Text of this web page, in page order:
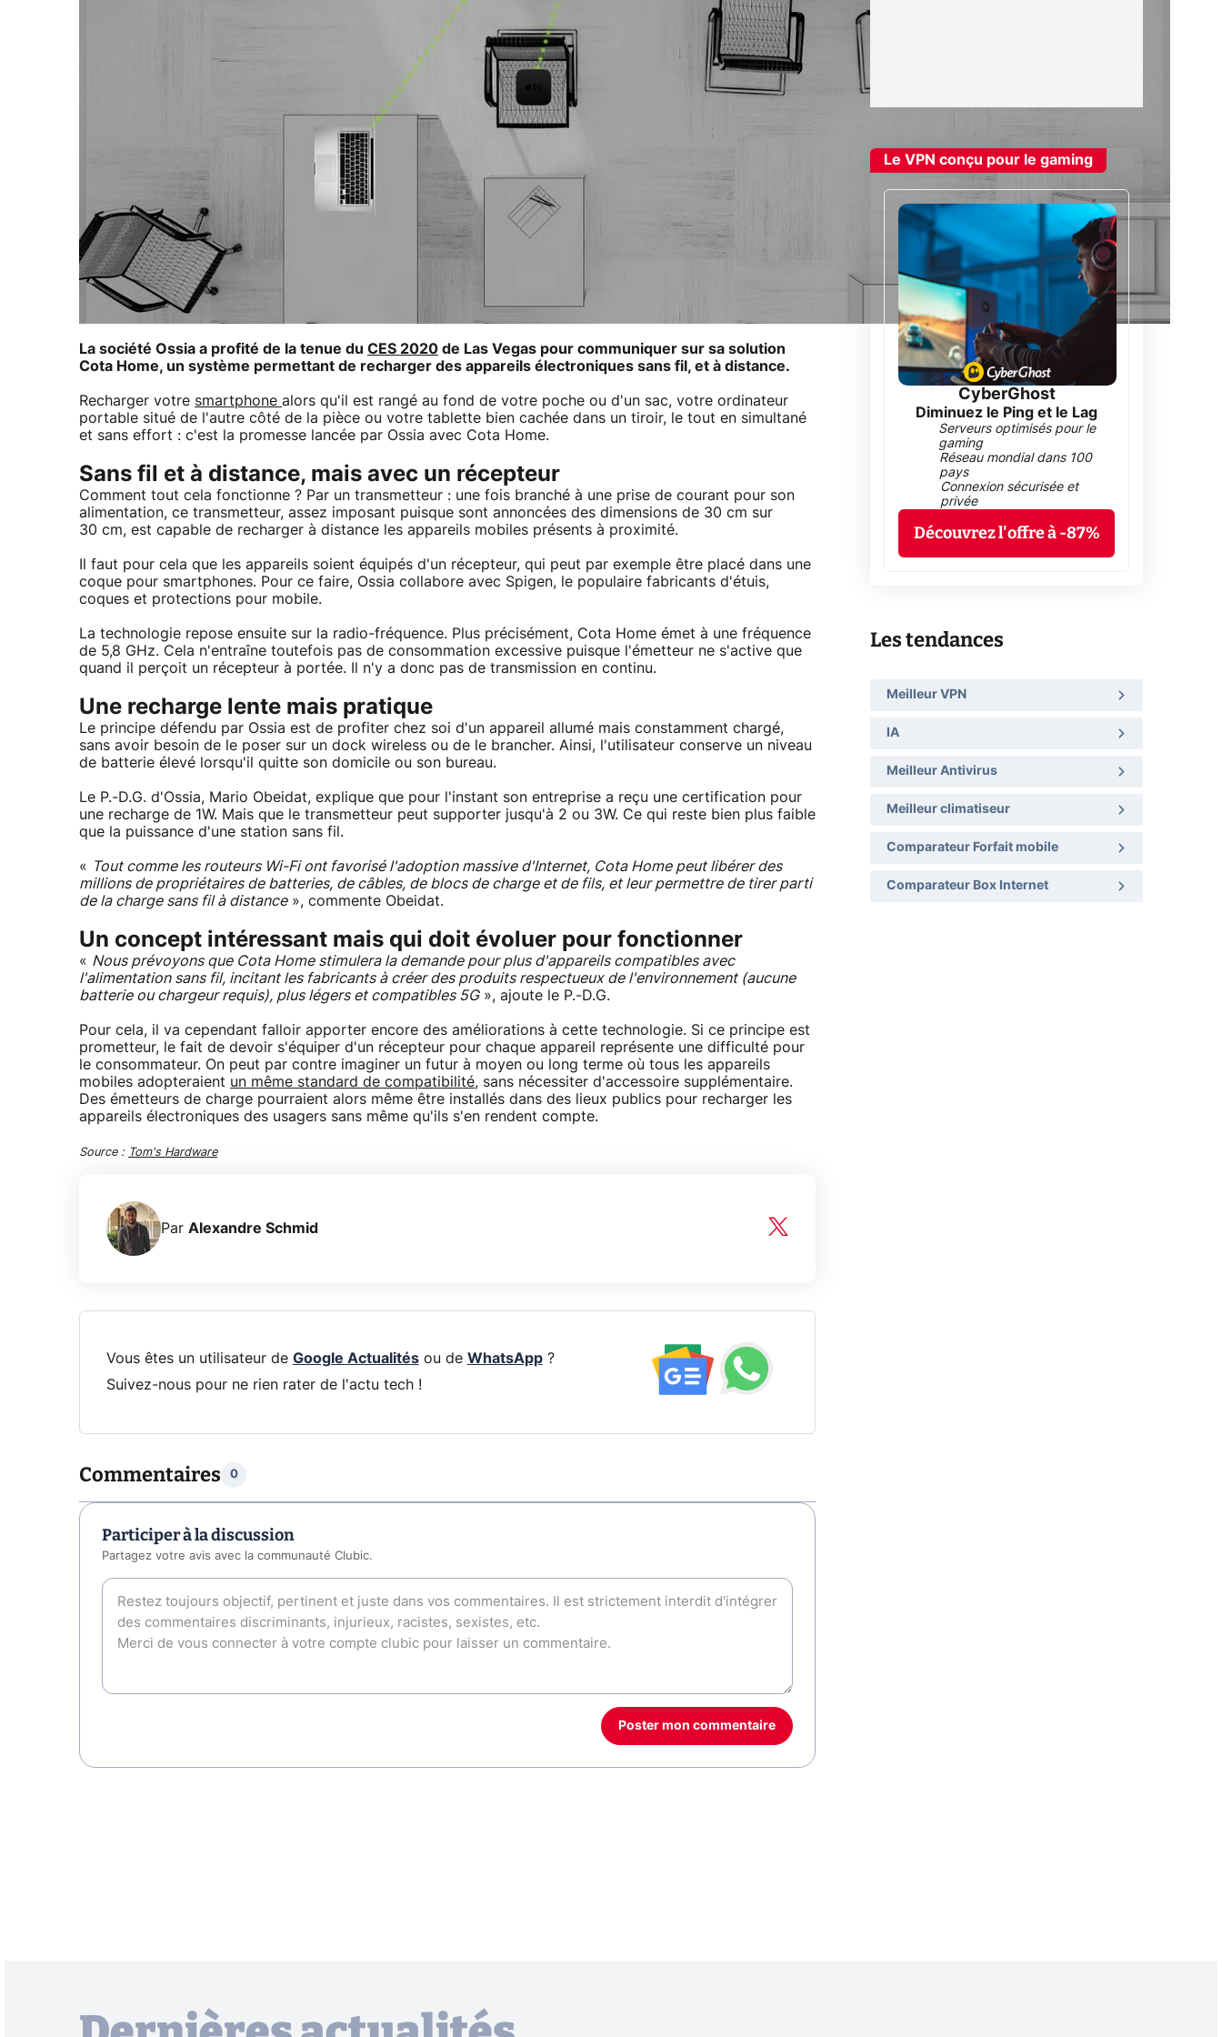
La société Ossia a profité de la tenue du CES 2020 de Las Vegas pour communiquer sur sa solution
Cota Home, un système permettant de recharger des appareils électroniques sans fil, et à distance.
Recharger votre smartphone alors qu'il est rangé au fond de votre poche ou d'un sac, votre ordinateur
portable situé de l'autre côté de la pièce ou votre tablette bien cachée dans un tiroir, le tout en simultané
et sans effort : c'est la promesse lancée par Ossia avec Cota Home.
Sans fil et à distance, mais avec un récepteur
Comment tout cela fonctionne ? Par un transmetteur : une fois branché à une prise de courant pour son
alimentation, ce transmetteur, assez imposant puisque sont annoncées des dimensions de 30 cm sur
30 cm, est capable de recharger à distance les appareils mobiles présents à proximité.
Il faut pour cela que les appareils soient équipés d'un récepteur, qui peut par exemple être placé dans une
coque pour smartphones. Pour ce faire, Ossia collabore avec Spigen, le populaire fabricants d'étuis,
coques et protections pour mobile.
La technologie repose ensuite sur la radio-fréquence. Plus précisément, Cota Home émet à une fréquence
de 5,8 GHz. Cela n'entraîne toutefois pas de consommation excessive puisque l'émetteur ne s'active que
quand il perçoit un récepteur à portée. Il n'y a donc pas de transmission en continu.
Une recharge lente mais pratique
Le principe défendu par Ossia est de profiter chez soi d'un appareil allumé mais constamment chargé,
sans avoir besoin de le poser sur un dock wireless ou de le brancher. Ainsi, l'utilisateur conserve un niveau
de batterie élevé lorsqu'il quitte son domicile ou son bureau.
Le P.-D.G. d'Ossia, Mario Obeidat, explique que pour l'instant son entreprise a reçu une certification pour
une recharge de 1W. Mais que le transmetteur peut supporter jusqu'à 2 ou 3W. Ce qui reste bien plus faible
que la puissance d'une station sans fil.
« Tout comme les routeurs Wi-Fi ont favorisé l'adoption massive d'Internet, Cota Home peut libérer des
millions de propriétaires de batteries, de câbles, de blocs de charge et de fils, et leur permettre de tirer parti
de la charge sans fil à distance», commente Obeidat.
Un concept intéressant mais qui doit évoluer pour fonctionner
« Nous prévoyons que Cota Home stimulera la demande pour plus d'appareils compatibles avec
l'alimentation sans fil, incitant les fabricants à créer des produits respectueux de l'environnement (aucune
batterie ou chargeur requis), plus légers et compatibles 5G», ajoute le P.-D.G.
Pour cela, il va cependant falloir apporter encore des améliorations à cette technologie. Si ce principe est
prometteur, le fait de devoir s'équiper d'un récepteur pour chaque appareil représente une difficulté pour
le consommateur. On peut par contre imaginer un futur à moyen ou long terme où tous les appareils
mobiles adopteraient un même standard de compatibilité, sans nécessiter d'accessoire supplémentaire.
Des émetteurs de charge pourraient alors même être installés dans des lieux publics pour recharger les
appareils électroniques des usagers sans même qu'ils s'en rendent compte.
Source : Tom's Hardware
Par Alexandre Schmid
Vous êtes un utilisateur de Google Actualitésou de WhatsApp?
Suivez-nous pour ne rien rater de l'actu tech !
Commentaires 0
Participer à la discussion
Partagez votre avis avec la communauté Clubic.
Poster mon commentaire
Le VPN conçu pour le gaming
CyberGhost
Diminuez le Ping et le Lag
Serveurs optimisés pour le
gaming
Réseau mondial dans 100
pays
Connexion sécurisée et
privée
Découvrez l'offre à -87%
Les tendances
Meilleur VPN
IA
Meilleur Antivirus
Meilleur climatiseur
Comparateur Forfait mobile
Comparateur Box Internet